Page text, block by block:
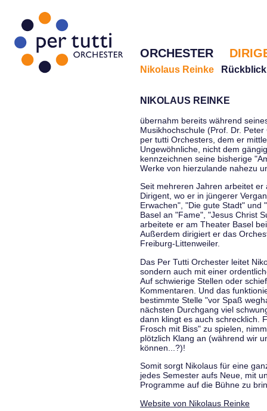
ORCHESTER
Nikolaus Reinke Rückblick
NIKOLAUS REINKE
übernahm bereits während
Musikhochschule (Prof. Dr.
per tutti Orchesters, dem er
Ungewöhnliche, nicht dem
kennzeichnen seine bisherige
Werke von hierzulande nahezu
Seit mehreren Jahren arbeitet
Dirigent, wo er in jüngerer
Erwachen", "Die gute Stadt" und
Basel an "Fame", "Jesus Christ
arbeitete er am Theater Basel
Außerdem dirigiert er das
Freiburg-Littenweiler.
Das Per Tutti Orchester leitet
sondern auch mit einer
Auf schwierige Stellen oder
Kommentaren. Und das
bestimmte Stelle "vor Spaß
nächsten Durchgang viel
dann klingt es auch schrecklich.
Frosch mit Biss" zu spielen,
plötzlich Klang an (während wir
können...?)!
Somit sorgt Nikolaus für eine
jedes Semester aufs Neue, mit
Programme auf die Bühne zu
Website von Nikolaus Reinke